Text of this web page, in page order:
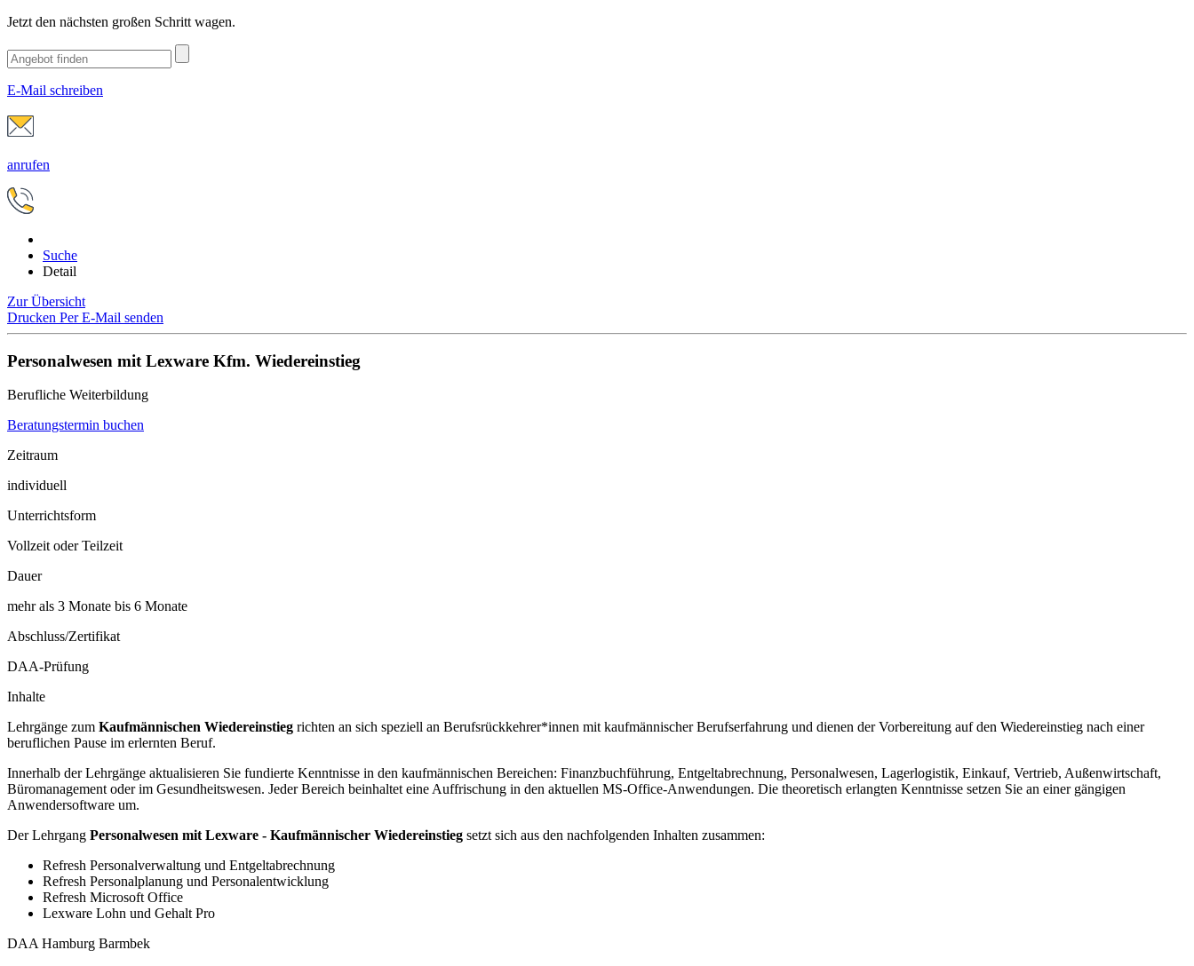
Jetzt den nächsten großen Schritt wagen.
E-Mail schreiben
anrufen
Suche
Detail
Zur Übersicht
Drucken Per E-Mail senden
Personalwesen mit Lexware Kfm. Wiedereinstieg
Berufliche Weiterbildung
Beratungstermin buchen
Zeitraum
individuell
Unterrichtsform
Vollzeit oder Teilzeit
Dauer
mehr als 3 Monate bis 6 Monate
Abschluss/Zertifikat
DAA-Prüfung
Inhalte
Lehrgänge zum Kaufmännischen Wiedereinstieg richten an sich speziell an Berufsrückkehrer*innen mit kaufmännischer Berufserfahrung und dienen der Vorbereitung auf den Wiedereinstieg nach einer
beruflichen Pause im erlernten Beruf.
Innerhalb der Lehrgänge aktualisieren Sie fundierte Kenntnisse in den kaufmännischen Bereichen: Finanzbuchführung, Entgeltabrechnung, Personalwesen, Lagerlogistik, Einkauf, Vertrieb, Außenwirtschaft,
Büromanagement oder im Gesundheitswesen. Jeder Bereich beinhaltet eine Auffrischung in den aktuellen MS-Office-Anwendungen. Die theoretisch erlangten Kenntnisse setzen Sie an einer gängigen
Anwendersoftware um.
Der Lehrgang Personalwesen mit Lexware - Kaufmännischer Wiedereinstieg setzt sich aus den nachfolgenden Inhalten zusammen:
Refresh Personalverwaltung und Entgeltabrechnung
Refresh Personalplanung und Personalentwicklung
Refresh Microsoft Office
Lexware Lohn und Gehalt Pro
DAA Hamburg Barmbek